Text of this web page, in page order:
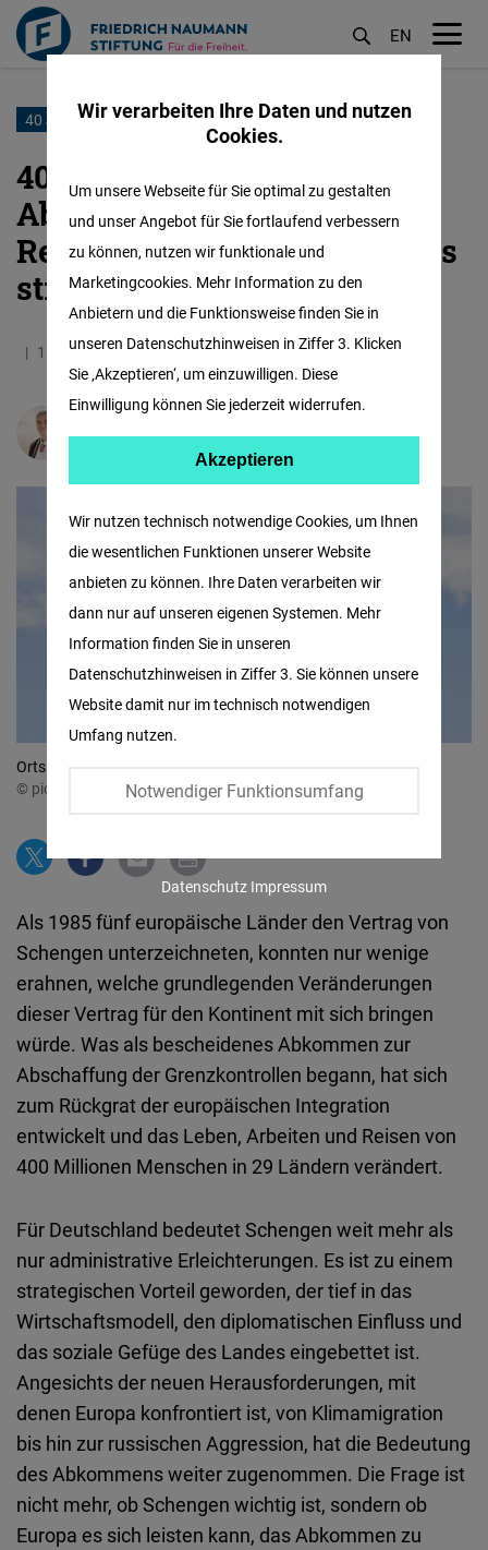
Direkt
Inhalt
EN
40 JAHRE SCHENGEN
40 Jahre Schengener
Abkommen: Europas stille
Revolution und Deutschlands
strategische Lebensader
11.06.2025 9.5 Minuten Europa Englisch
Jules Maaten
Ortsschild am Ortseingang von Schengen in Luxemburg
© picture alliance / Winfried Rothermel | Winfried Rothermel
Als 1985 fünf europäische Länder den Vertrag von
Schengen unterzeichneten, konnten nur wenige
erahnen, welche grundlegenden Veränderungen
dieser Vertrag für den Kontinent mit sich bringen
würde. Was als bescheidenes Abkommen zur
Abschaffung der Grenzkontrollen begann, hat sich
zum Rückgrat der europäischen Integration
entwickelt und das Leben, Arbeiten und Reisen von
400 Millionen Menschen in 29 Ländern verändert.
Für Deutschland bedeutet Schengen weit mehr als
nur administrative Erleichterungen. Es ist zu einem
strategischen Vorteil geworden, der tief in das
Wirtschaftsmodell, den diplomatischen Einfluss und
das soziale Gefüge des Landes eingebettet ist.
Angesichts der neuen Herausforderungen, mit
denen Europa konfrontiert ist, von Klimamigration
bis hin zur russischen Aggression, hat die Bedeutung
des Abkommens weiter zugenommen. Die Frage ist
nicht mehr, ob Schengen wichtig ist, sondern ob
Europa es sich leisten kann, das Abkommen zu
Wir verarbeiten Ihre Daten und nutzen
Cookies.
Wir nutzen technisch notwendige Cookies, um Ihnen
die wesentlichen Funktionen unserer Website
anbieten zu können. Ihre Daten verarbeiten wir
dann nur auf unseren eigenen Systemen. Mehr
Information finden Sie in unseren
Datenschutzhinweisen in Ziffer 3. Sie können unsere
Website damit nur im technisch notwendigen
Umfang nutzen.
Notwendiger Funktionsumfang
Um unsere Webseite für Sie optimal zu gestalten
und unser Angebot für Sie fortlaufend verbessern
zu können, nutzen wir funktionale und
Marketingcookies. Mehr Information zu den
Anbietern und die Funktionsweise finden Sie in
unseren Datenschutzhinweisen in Ziffer 3. Klicken
Sie ‚Akzeptieren‘, um einzuwilligen. Diese
Einwilligung können Sie jederzeit widerrufen.
Facebook
Embed
Twitter
Embed
Instagram
Embed
Google
Maps
Embed
Cloudinary
Flickr
Embed
Embed
Podigee
Embed
D.Vinci
Embed
Typeform
Embed
Akzeptieren
Datenschutz Impressum